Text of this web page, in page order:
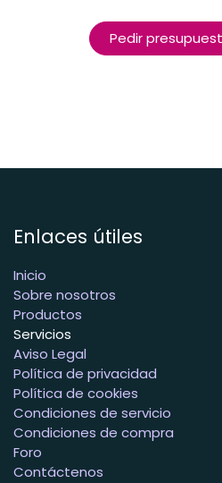
Pedir
Enlaces útiles
Inicio
Sobre nosotros
Productos
Servicios
Aviso Legal
Política de privacidad
Política de cookies
Condiciones de servicio
Condiciones de compra
Foro
Contáctenos